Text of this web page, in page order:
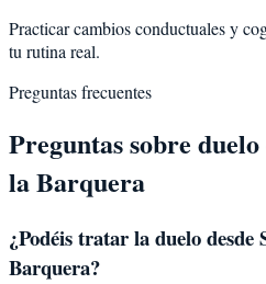
Practicar cambios conductuales y
tu rutina real.
Preguntas frecuentes
Preguntas sobre duelo
la Barquera
¿Podéis tratar laduelodesde
Barquera?